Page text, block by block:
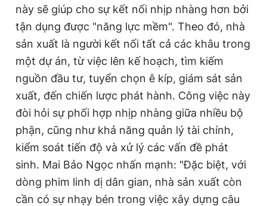
này sẽ giúp cho sự kết nối nhịp nhàng hơn bởi
tận dụng được "năng lực mềm". Theo đó, nhà
sản xuất là người kết nối tất cả các khâu trong
một dự án, từ việc lên kế hoạch, tìm kiếm
nguồn đầu tư, tuyển chọn ê kíp, giám sát sản
xuất, đến chiến lược phát hành. Công việc này
đòi hỏi sự phối hợp nhịp nhàng giữa nhiều bộ
phận, cũng như khả năng quản lý tài chính,
kiểm soát tiến độ và xử lý các vấn đề phát
sinh. Mai Bảo Ngọc nhấn mạnh: "Đặc biệt, với
dòng phim linh dị dân gian, nhà sản xuất còn
cần có sự nhạy bén trong việc xây dựng câu